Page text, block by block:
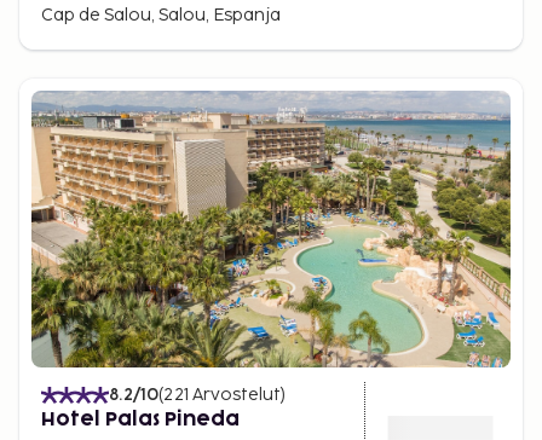
Cap de Salou, Salou, Espanja
8.2/10(221 Arvostelut)
Hotel Palas Pineda